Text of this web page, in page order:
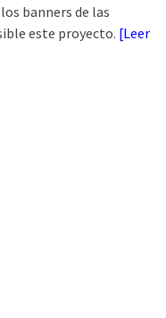
banners de las
este proyecto. [Leer